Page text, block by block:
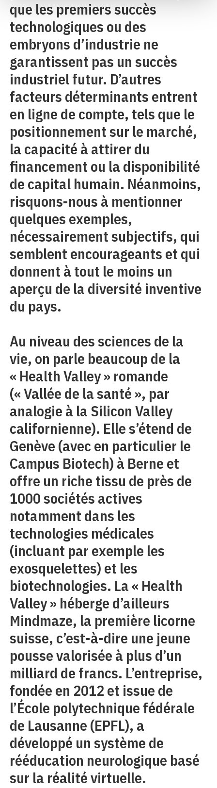
que les premiers succès
technologiques ou des
embryons d’industrie ne
garantissent pas un succès
industriel futur. D’autres
facteurs déterminants entrent
en ligne de compte, tels que le
positionnement sur le marché,
la capacité à attirer du
financement ou la disponibilité
de capital humain. Néanmoins,
risquons-nous à mentionner
quelques exemples,
nécessairement subjectifs, qui
semblent encourageants et qui
donnent à tout le moins un
aperçu de la diversité inventive
du pays.
Au niveau des sciences de la
vie, on parle beaucoup de la
« Health Valley » romande
(« Vallée de la santé », par
analogie à la Silicon Valley
californienne). Elle s’étend de
Genève (avec en particulier le
Campus Biotech) à Berne et
offre un riche tissu de près de
1000 sociétés actives
notamment dans les
technologies médicales
(incluant par exemple les
exosquelettes) et les
biotechnologies. La « Health
Valley » héberge d’ailleurs
Mindmaze, la première licorne
suisse, c’est-à-dire une jeune
pousse valorisée à plus d’un
milliard de francs. L’entreprise,
fondée en 2012 et issue de
l’École polytechnique fédérale
de Lausanne (EPFL), a
développé un système de
rééducation neurologique basé
sur la réalité virtuelle.